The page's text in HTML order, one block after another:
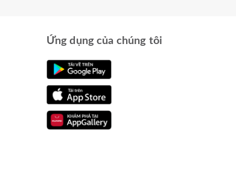
Ứng dụng của chúng tôi